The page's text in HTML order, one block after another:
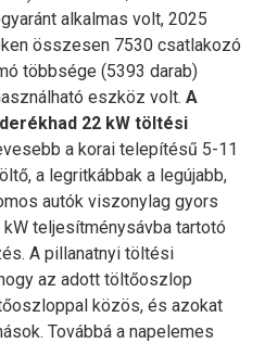
alkalmas volt, 2025
összesen 7530 csatlakozó
többsége (5393 darab)
eszköz volt. A
22 kW töltési
a korai telepítésű 5-11
a legritkábbak a legújabb,
autók viszonylag gyors
teljesítménysávba tartotó
A pillanatnyi töltési
az adott töltőoszlop
közös, és azokat
Továbbá a napelemes